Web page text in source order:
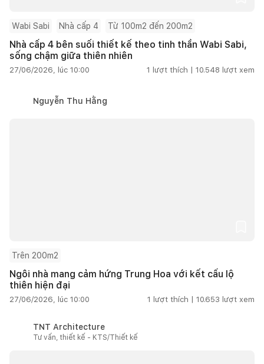
Wabi Sabi Nhà cấp 4 Từ 100m2 đến 200m2
Nhà cấp 4 bên suối thiết kế theo tinh thần Wabi Sabi,
sống chậm giữa thiên nhiên
27/06/2026, lúc 10:00 1 lượt thích | 10.548 lượt xem
Nguyễn Thu Hằng
Trên 200m2
Ngôi nhà mang cảm hứng Trung Hoa với kết cấu lộ
thiên hiện đại
27/06/2026, lúc 10:00 1 lượt thích | 10.653 lượt xem
TNT Architecture
Tư vấn, thiết kế - KTS/Thiết kế